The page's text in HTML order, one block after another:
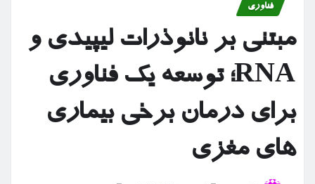
فناوری
مبتنی بر نانوذرات لیپیدی و
RNA؛ توسعه یک فناوری
برای درمان برخی بیماری
های مغزی